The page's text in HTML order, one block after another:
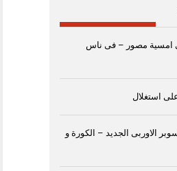
امسية مصور – فى ناس
استغلال
الاوربى الجديد – الكورة و